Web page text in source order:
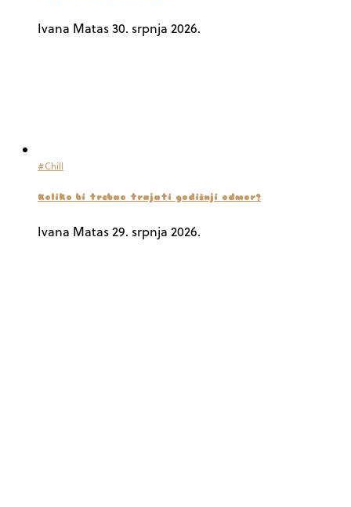
Ivana Matas30. srpnja 2026.
#Chill
Koliko bi trebao trajati godišnji odmor?
Ivana Matas29. srpnja 2026.